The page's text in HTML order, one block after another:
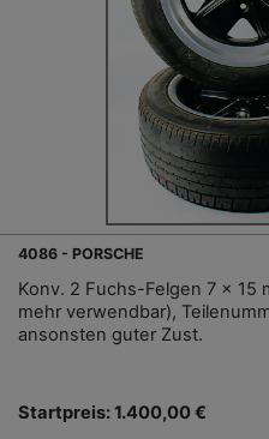
4086 - PORSCHE
Konv. 2 Fuchs-Felgen 7 x 15
mehr verwendbar),
ansonsten guter Zust.
Startpreis: 1.400,00 €